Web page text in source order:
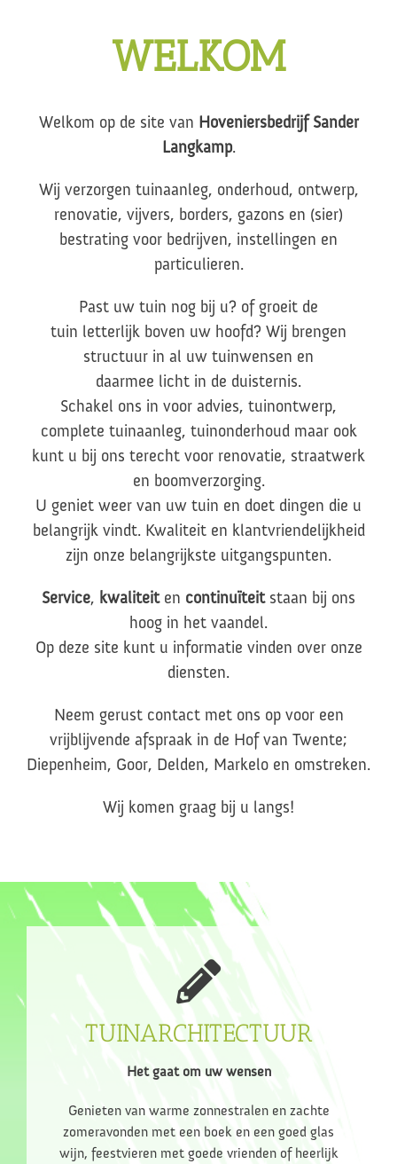
WELKOM
Welkom op de site van Hoveniersbedrijf Sander
Langkamp.
Wij verzorgen tuinaanleg, onderhoud, ontwerp,
renovatie, vijvers, borders, gazons en (sier)
bestrating voor bedrijven, instellingen en
particulieren.
Past uw tuin nog bij u? of groeit de
tuin letterlijk boven uw hoofd? Wij brengen
structuur in al uw tuinwensen en
daarmee licht in de duisternis.
Schakel ons in voor advies, tuinontwerp,
complete tuinaanleg, tuinonderhoud maar ook
kunt u bij ons terecht voor renovatie, straatwerk
en boomverzorging.
U geniet weer van uw tuin en doet dingen die u
belangrijk vindt. Kwaliteit en klantvriendelijkheid
zijn onze belangrijkste uitgangspunten.
Service, kwaliteiten continuïteitstaan bij ons
hoog in het vaandel.
Op deze site kunt u informatie vinden over onze
diensten.
Neem gerust contact met ons op voor een
vrijblijvende afspraak in de Hof van Twente;
Diepenheim, Goor, Delden, Markelo en omstreken.
Wij komen graag bij u langs!
TUINARCHITECTUUR
Het gaat om uw wensen
Genieten van warme zonnestralen en zachte
zomeravonden met een boek en een goed glas
wijn, feestvieren met goede vrienden of heerlijk